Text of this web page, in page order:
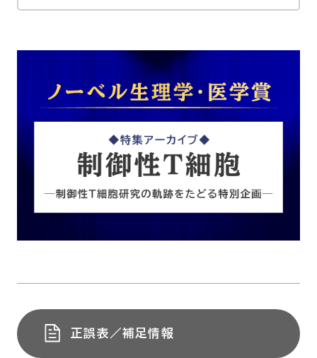
正誤表／補足情報